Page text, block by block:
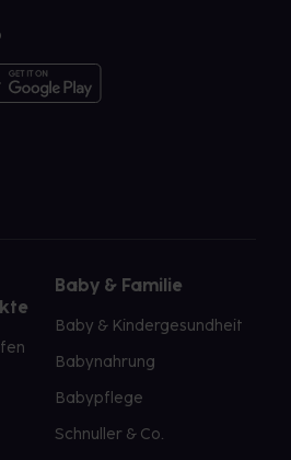
Baby & Familie
Baby & Kindergesundheit
Babynahrung
Babypflege
Schnuller & Co.